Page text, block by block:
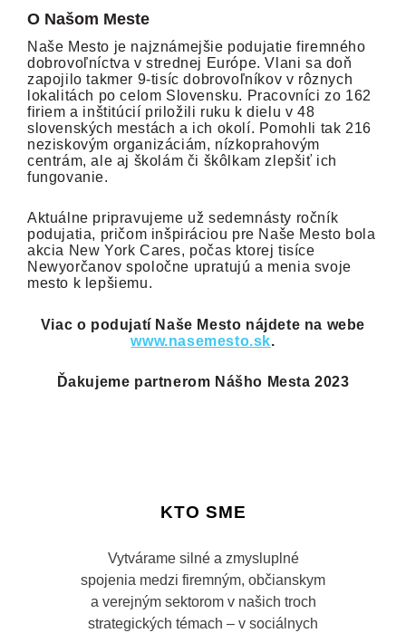
O Našom Meste
Naše Mesto je najznámejšie podujatie firemného
dobrovoľníctva v strednej Európe. Vlani sa doň
zapojilo takmer 9-tisíc dobrovoľníkov v rôznych
lokalitách po celom Slovensku. Pracovníci zo 162
firiem a inštitúcií priložili ruku k dielu v 48
slovenských mestách a ich okolí. Pomohli tak 216
neziskovým organizáciám, nízkoprahovým
centrám, ale aj školám či škôlkam zlepšiť ich
fungovanie.
Aktuálne pripravujeme už sedemnásty ročník
podujatia, pričom inšpiráciou pre Naše Mesto bola
akcia New York Cares, počas ktorej tisíce
Newyorčanov spoločne upratujú a menia svoje
mesto k lepšiemu.
Viac o podujatí Naše Mesto nájdete na webe
www.nasemesto.sk.
Ďakujeme partnerom Nášho Mesta 2023
KTO SME
Vytvárame silné a zmysluplné
spojenia medzi firemným, občianskym
a verejným sektorom v našich troch
strategických témach – v sociálnych